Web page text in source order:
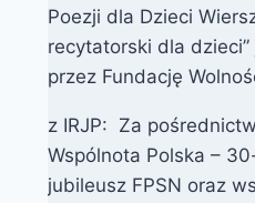
Poezji dla Dzieci
recytatorski dla
przez Fundację
z IRJP: Za
Wspólnota Polska –
jubileusz FPSN oraz